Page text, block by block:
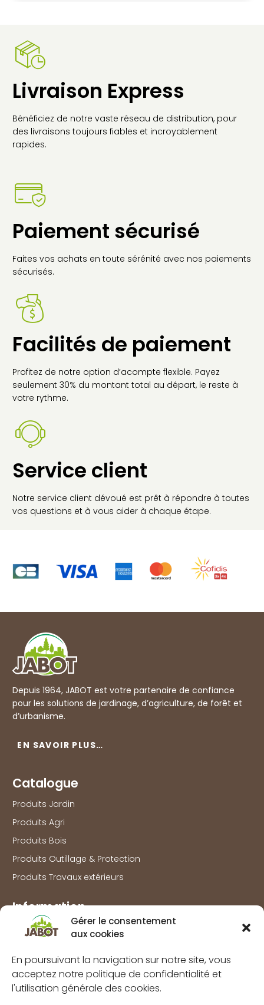
Gérer le consentement
aux cookies
En poursuivant la navigation sur notre site, vous
acceptez notre politique de confidentialité et
l'utilisation générale des cookies.
Livraison Express
Bénéficiez de notre vaste réseau de distribution, pour
des livraisons toujours fiables et incroyablement
rapides.
Paiement sécurisé
Faites vos achats en toute sérénité avec nos paiements
sécurisés.
Facilités de paiement
Profitez de notre option d’acompte flexible. Payez
seulement 30% du montant total au départ, le reste à
votre rythme.
Service client
Notre service client dévoué est prêt à répondre à toutes
vos questions et à vous aider à chaque étape.
Depuis 1964, JABOT est votre partenaire de confiance
pour les solutions de jardinage, d’agriculture, de forêt et
d’urbanisme.
EN SAVOIR PLUS…
Catalogue
Produits Jardin
Produits Agri
Produits Bois
Produits Outillage & Protection
Produits Travaux extérieurs
Information
Marques
FAQs
Mentions légales